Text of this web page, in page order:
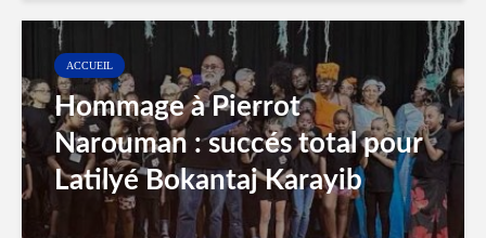
ACCUEIL
Hommage à Pierrot
Narouman : succés total pour
Latilyé Bokantaj Karayib